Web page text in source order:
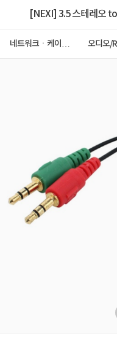
[NEXI] 3.5 스테레오
네트워크ㆍ케이블
오디오/